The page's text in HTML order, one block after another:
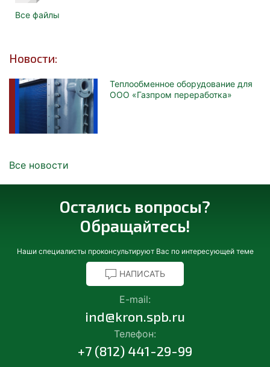
Все файлы
Новости:
Теплообменное оборудование для
ООО «Газпром переработка»
Все новости
Остались вопросы?
Обращайтесь!
Наши специалисты проконсультируют Вас по интересующей теме
НАПИСАТЬ
E-mail:
ind@kron.spb.ru
Телефон:
+7 (812) 441-29-99